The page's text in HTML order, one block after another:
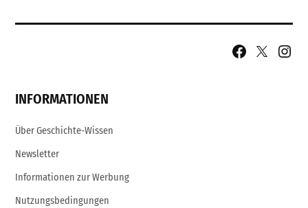
Facebook
X
INFORMATIONEN
Über Geschichte-Wissen
Newsletter
Informationen zur Werbung
Nutzungsbedingungen